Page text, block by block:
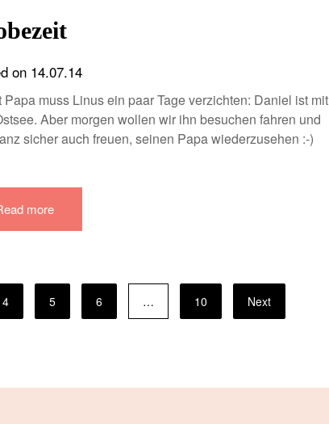
on 14.07.14
muss Linus ein paar Tage verzichten: Daniel ist mit
Aber morgen wollen wir ihn besuchen fahren und
sicher auch freuen, seinen Papa wiederzusehen :-)
more
4 5 6 … 10 Next